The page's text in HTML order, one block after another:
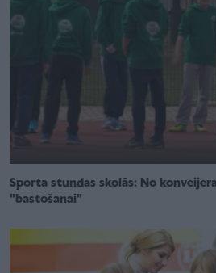
Sporta stundas skolās: No
"bastošanai"